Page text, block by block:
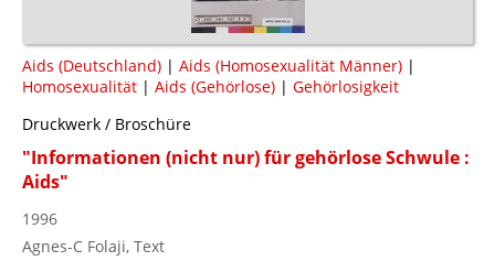
Aids (Deutschland) | Aids (Homosexualität Männer) |
Homosexualität | Aids (Gehörlose) | Gehörlosigkeit
Druckwerk / Broschüre
"Informationen (nicht nur) für gehörlose Schwule :
Aids"
1996
Agnes-C Folaji, Text